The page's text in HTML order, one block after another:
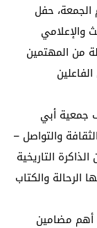
حفل
والإعلامي
من المهتمين
جمعية أبي
والتواصل –
التاريخية
الرحالة والكتاب
أهم مضامين